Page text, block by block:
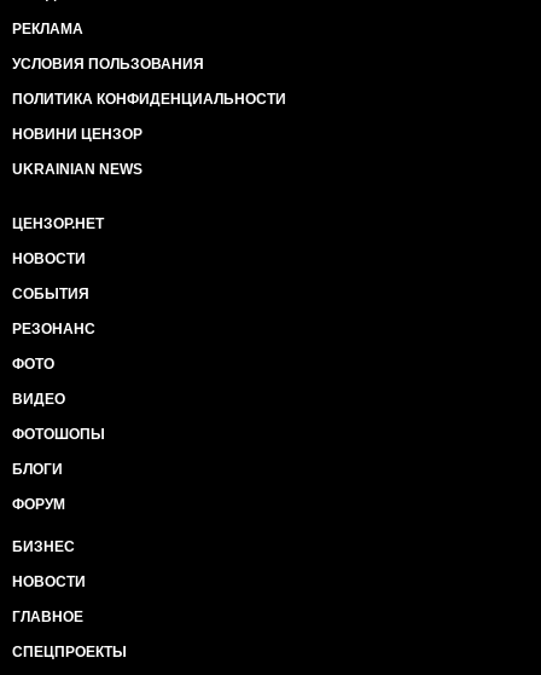
РЕКЛАМА
УСЛОВИЯ ПОЛЬЗОВАНИЯ
ПОЛИТИКА КОНФИДЕНЦИАЛЬНОСТИ
НОВИНИ ЦЕНЗОР
UKRAINIAN NEWS
ЦЕНЗОР.НЕТ
НОВОСТИ
СОБЫТИЯ
РЕЗОНАНС
ФОТО
ВИДЕО
ФОТОШОПЫ
БЛОГИ
ФОРУМ
БИЗНЕС
НОВОСТИ
ГЛАВНОЕ
СПЕЦПРОЕКТЫ